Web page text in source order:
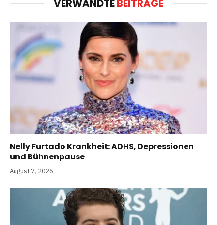
VERWANDTEBEITRÄGE
Nelly Furtado Krankheit: ADHS, Depressionen
und Bühnenpause
August 7, 2026